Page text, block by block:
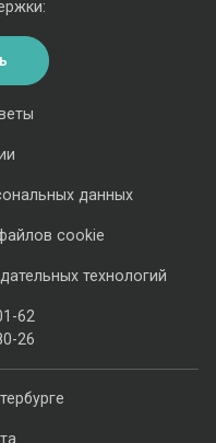
данных
cookie
технологий
62
26